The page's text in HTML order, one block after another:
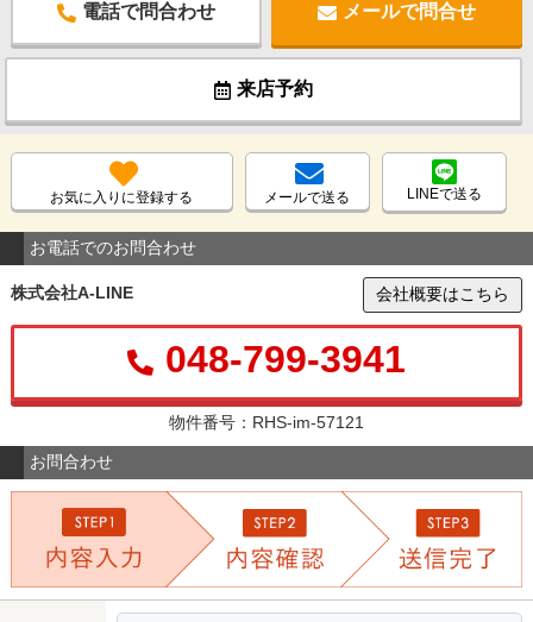
電話で問合わせ メールで問合せ
来店予約
お気に入りに登録する メールで送る LINEで送る
お電話でのお問合わせ
株式会社A-LINE 会社概要はこちら
048-799-3941
物件番号：RHS-im-57121
お問合わせ